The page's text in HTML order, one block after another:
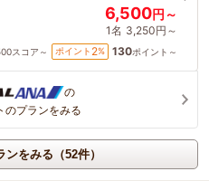
6,500円～
1名 3,250円～
スコア～ ポイント 2% 130ポイント～
の
のプランをみる
をみる（52件）